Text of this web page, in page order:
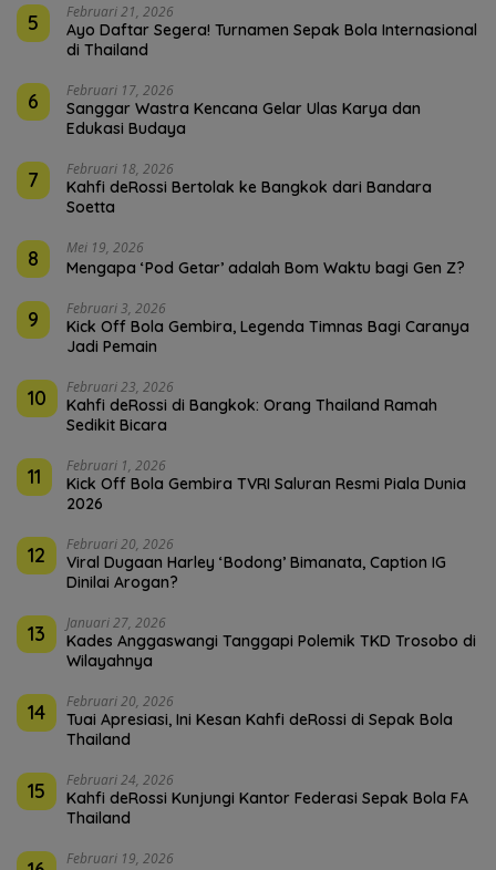
5 Februari 21, 2026
Ayo Daftar Segera! Turnamen Sepak Bola Internasional
di Thailand
6 Februari 17, 2026
Sanggar Wastra Kencana Gelar Ulas Karya dan
Edukasi Budaya
7 Februari 18, 2026
Kahfi deRossi Bertolak ke Bangkok dari Bandara
Soetta
8 Mei 19, 2026
Mengapa ‘Pod Getar’ adalah Bom Waktu bagi Gen Z?
9 Februari 3, 2026
Kick Off Bola Gembira, Legenda Timnas Bagi Caranya
Jadi Pemain
10 Februari 23, 2026
Kahfi deRossi di Bangkok: Orang Thailand Ramah
Sedikit Bicara
11 Februari 1, 2026
Kick Off Bola Gembira TVRI Saluran Resmi Piala Dunia
2026
12 Februari 20, 2026
Viral Dugaan Harley ‘Bodong’ Bimanata, Caption IG
Dinilai Arogan?
13 Januari 27, 2026
Kades Anggaswangi Tanggapi Polemik TKD Trosobo di
Wilayahnya
14 Februari 20, 2026
Tuai Apresiasi, Ini Kesan Kahfi deRossi di Sepak Bola
Thailand
15 Februari 24, 2026
Kahfi deRossi Kunjungi Kantor Federasi Sepak Bola FA
Thailand
Februari 19, 2026